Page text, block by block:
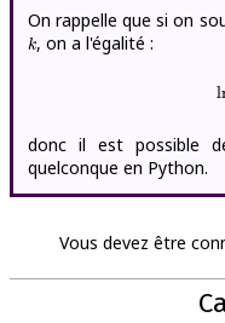
On rappelle que si on
k
k, on a l'égalité :
donc il est possible
quelconque en Python.
Vous devez être